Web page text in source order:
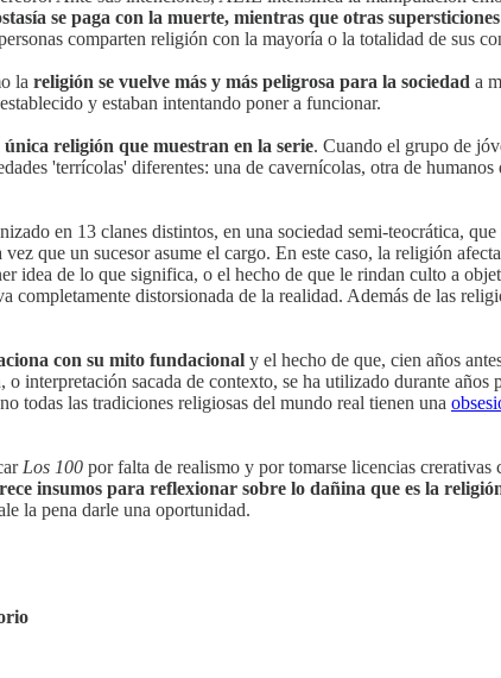
se paga con la muerte, mientras que otras
comparten religión con la mayoría o la totalidad de sus
la religión se vuelve más y más peligrosa para la sociedad a
y estaban intentando poner a funcionar.
única religión que muestran en la serie. Cuando el grupo de
'terrícolas' diferentes: una de cavernícolas, otra de
en 13 clanes distintos, en una sociedad semi-teocrática,
que un sucesor asume el cargo. En este caso, la religión
idea de lo que significa, o el hecho de que le rindan culto a
completamente distorsionada de la realidad. Además de las
con su mito fundacional y el hecho de que, cien años
interpretación sacada de contexto, se ha utilizado durante
todas las tradiciones religiosas del mundo real tienen una
Los 100 por falta de realismo y por tomarse licencias
insumos para reflexionar sobre lo dañina que es la
la pena darle una oportunidad.